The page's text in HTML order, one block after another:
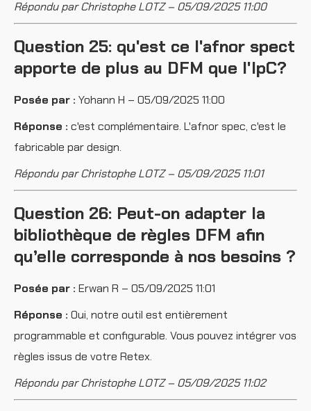
Répondu par Christophe LOTZ – 05/09/2025 11:00
Question 25: qu'est ce l'afnor spect
apporte de plus au DFM que l'IpC?
Posée par : Yohann H – 05/09/2025 11:00
Réponse : c'est complémentaire. L'afnor spec, c'est le
fabricable par design.
Répondu par Christophe LOTZ – 05/09/2025 11:01
Question 26: Peut-on adapter la
bibliothèque de règles DFM afin
qu’elle corresponde à nos besoins ?
Posée par : Erwan R – 05/09/2025 11:01
Réponse : Oui, notre outil est entièrement
programmable et configurable. Vous pouvez intégrer vos
règles issus de votre Retex.
Répondu par Christophe LOTZ – 05/09/2025 11:02